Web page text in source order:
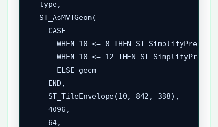
  type,
  ST_AsMVTGeom(
    CASE
WHEN 10 <= 8 THEN
WHEN 10 <= 12 THEN
      ELSE geom
    END,
    ST_TileEnvelope(10, 842, 388),
    4096,
    64,